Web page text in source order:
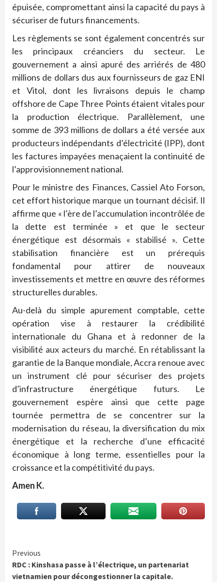
épuisée, compromettant ainsi la capacité du pays à
sécuriser de futurs financements.
Les règlements se sont également concentrés sur
les principaux créanciers du secteur. Le
gouvernement a ainsi apuré des arriérés de 480
millions de dollars dus aux fournisseurs de gaz ENI
et Vitol, dont les livraisons depuis le champ
offshore de Cape Three Points étaient vitales pour
la production électrique. Parallèlement, une
somme de 393 millions de dollars a été versée aux
producteurs indépendants d’électricité (IPP), dont
les factures impayées menaçaient la continuité de
l’approvisionnement national.
Pour le ministre des Finances, Cassiel Ato Forson,
cet effort historique marque un tournant décisif. Il
affirme que « l’ère de l’accumulation incontrôlée de
la dette est terminée » et que le secteur
énergétique est désormais « stabilisé ». Cette
stabilisation financière est un prérequis
fondamental pour attirer de nouveaux
investissements et mettre en œuvre des réformes
structurelles durables.
Au-delà du simple apurement comptable, cette
opération vise à restaurer la crédibilité
internationale du Ghana et à redonner de la
visibilité aux acteurs du marché. En rétablissant la
garantie de la Banque mondiale, Accra renoue avec
un instrument clé pour sécuriser des projets
d’infrastructure énergétique futurs. Le
gouvernement espère ainsi que cette page
tournée permettra de se concentrer sur la
modernisation du réseau, la diversification du mix
énergétique et la recherche d’une efficacité
économique à long terme, essentielles pour la
croissance et la compétitivité du pays.
Amen K.
Continue
Reading
Previous
RDC : Kinshasa passe à l’électrique, un partenariat
vietnamien pour décongestionner la capitale.